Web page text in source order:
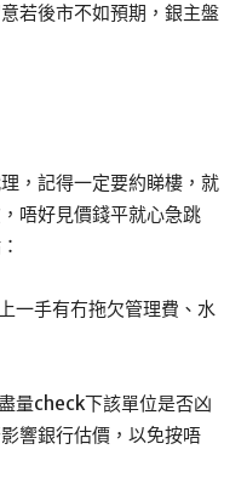
若後市不如預期，銀主盤
，記得一定要約睇樓，就
唔好見價錢平就心急跳
一手有冇拖欠管理費、水
量check下該單位是否凶
響銀行估價，以免按唔